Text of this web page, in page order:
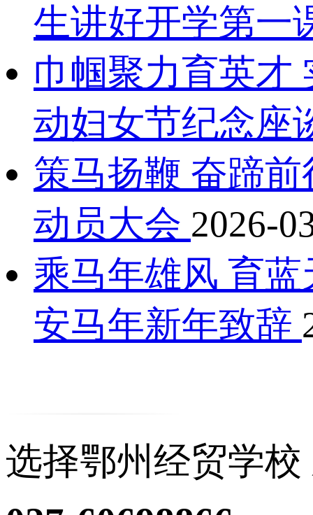
生讲好开学第一
巾帼聚力育英
动妇女节纪念座
策马扬鞭 奋蹄
动员大会 2026-
乘马年雄风 育
安马年新年致辞
选择鄂州经贸学